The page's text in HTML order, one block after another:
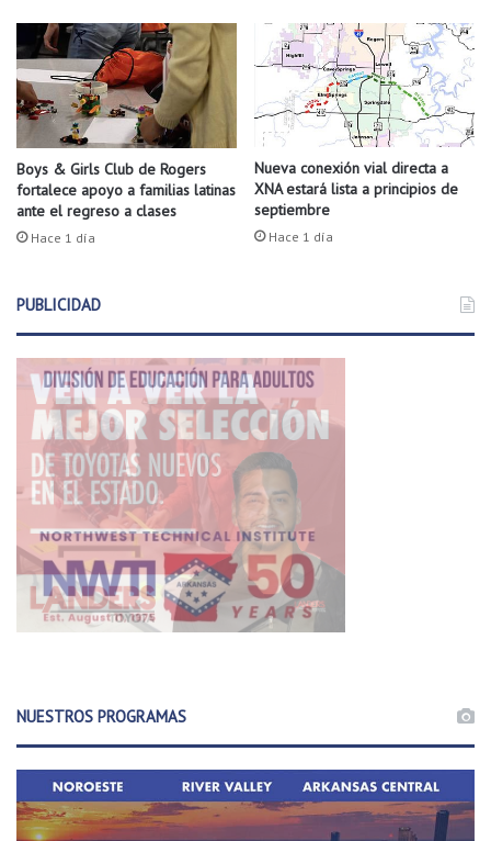
d
o
i
n
o
p
a
a
e
s
t
i
n
Boys & Girls Club de Rogers
fortalece apoyo a familias latinas
ante el regreso a clases
Hace 1 día
Nueva conexión vial directa a
XNA estará lista a principios de
septiembre
Hace 1 día
PUBLICIDAD
NUESTROS PROGRAMAS